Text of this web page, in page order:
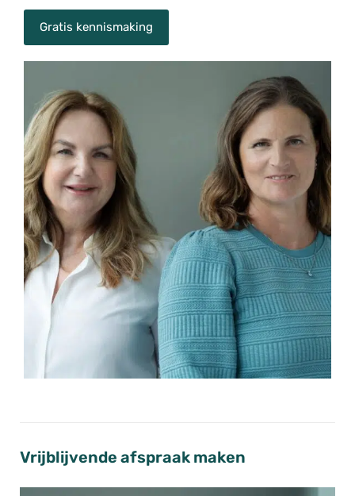
Gratis kennismaking
Vrijblijvende afspraak maken